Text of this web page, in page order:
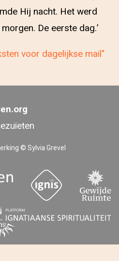
Hij nacht. Het werd
De eerste dag.’
voor dagelijkse mail"
© Sylvia Grevel